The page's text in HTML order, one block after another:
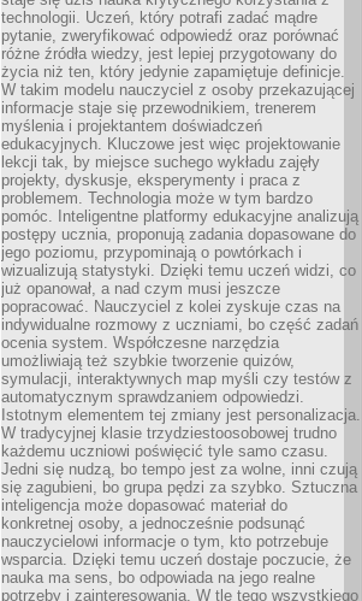
technologii. Uczeń, który potrafi zadać mądre
pytanie, zweryfikować odpowiedź oraz porównać
różne źródła wiedzy, jest lepiej przygotowany do
życia niż ten, który jedynie zapamiętuje definicje.
W takim modelu nauczyciel z osoby przekazującej
informacje staje się przewodnikiem, trenerem
myślenia i projektantem doświadczeń
edukacyjnych. Kluczowe jest więc projektowanie
lekcji tak, by miejsce suchego wykładu zajęły
projekty, dyskusje, eksperymenty i praca z
problemem. Technologia może w tym bardzo
pomóc. Inteligentne platformy edukacyjne analizują
postępy ucznia, proponują zadania dopasowane do
jego poziomu, przypominają o powtórkach i
wizualizują statystyki. Dzięki temu uczeń widzi, co
już opanował, a nad czym musi jeszcze
popracować. Nauczyciel z kolei zyskuje czas na
indywidualne rozmowy z uczniami, bo część zadań
ocenia system. Współczesne narzędzia
umożliwiają też szybkie tworzenie quizów,
symulacji, interaktywnych map myśli czy testów z
automatycznym sprawdzaniem odpowiedzi.
Istotnym elementem tej zmiany jest personalizacja.
W tradycyjnej klasie trzydziestoosobowej trudno
każdemu uczniowi poświęcić tyle samo czasu.
Jedni się nudzą, bo tempo jest za wolne, inni czują
się zagubieni, bo grupa pędzi za szybko. Sztuczna
inteligencja może dopasować materiał do
konkretnej osoby, a jednocześnie podsunąć
nauczycielowi informacje o tym, kto potrzebuje
wsparcia. Dzięki temu uczeń dostaje poczucie, że
nauka ma sens, bo odpowiada na jego realne
potrzeby i zainteresowania. W tle tego wszystkiego